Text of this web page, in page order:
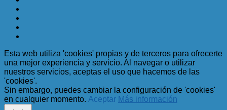
Esta web utiliza 'cookies' propias y de terceros para ofrecerte
una mejor experiencia y servicio. Al navegar o utilizar
nuestros servicios, aceptas el uso que hacemos de las
'cookies'.
Sin embargo, puedes cambiar la configuración de 'cookies'
en cualquier momento. Aceptar Más información